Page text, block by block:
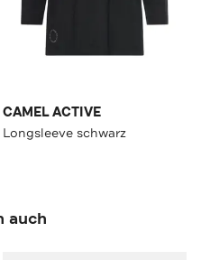
CAMEL ACTIVE
Longsleeve schwarz
auch